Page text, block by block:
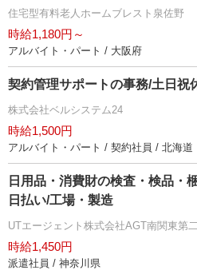
住宅型有料老人ホームブレスト泉佐野
時給1,180円～
アルバイト・パート / 大阪府
契約管理サポートの事務/土日祝
株式会社ベルシステム24
時給1,500円
アルバイト・パート / 契約社員 / 北海道
日用品・消費財の検査・検品・
日払い/工場・製造
UTエージェント株式会社AGT南関東第
時給1,450円
派遣社員 / 神奈川県